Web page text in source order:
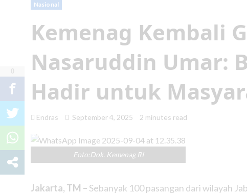
Nasional
Kemenag Kembali
Nasaruddin Umar:
Hadir untuk
Endras September 4, 2025 2 minutes read
Foto:Dok. Kemenag RI
Jakarta, TM – Sebanyak 100 pasangan dari wilayah